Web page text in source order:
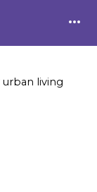
urban living